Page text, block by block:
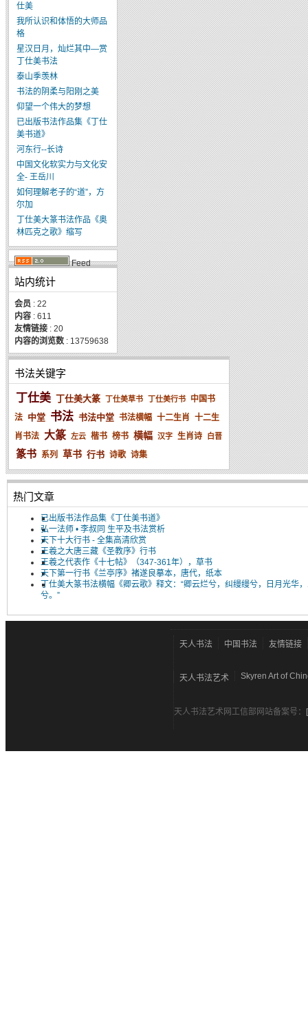
仕美
我所认识和体悟的大师品
格
星汉日月，灿烂其中—赏
丁仕美书法
泰山季羡林
书法的阴柔与阳刚之美
仰望一个伟大的梦想
已出版书法作品集《丁仕
美书道》
河东行--长诗
中国文化软实力与文化安
全- 王岳川
如何理解老子的“道”，方
尔加
丁仕美大篆书法作品《奥
林匹克之歌》缩写
Feed
站内统计
会员 : 22
内容 : 611
友情链接 : 20
内容的浏览数 : 13759638
书法关键字
丁仕美 丁仕美大篆 丁仕美草书 丁仕美行书
中国书
法 中堂 书法 书法中堂 书法横幅 十二生肖 十二生
肖书法 大篆 左云 楷书 榜书 横幅 汉字 生肖诗 白晋
篆书 系列 草书 行书 诗歌 诗集
热门文章
已出版书法作品集《丁仕美书道》
弘一法师 • 李叔同 生平及书法赏析
天下十大行书 - 全集高清欣赏
王羲之大唐三藏《圣教序》行书
王羲之代表作《十七帖》（347-361年），草书
天下第一行书《兰亭序》褚遂良摹本，唐代，纸本
丁仕美大篆书法横幅《卿云歌》释文：“卿云烂兮，纠缦缦兮，日月光华
兮。”
天人书法 中国书法 友情链接
天人书法艺术 Skyren Art of
天人书法艺术网工信部网站备案号：